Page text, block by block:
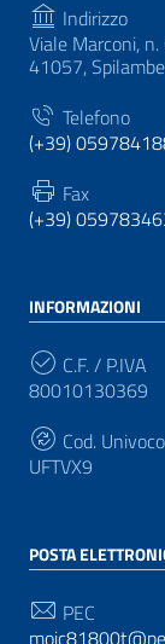
Indirizzo
Viale Marconi, n.
41057,
Telefono
(+39)
Fax
(+39)
INFORMAZIONI
C.F. / P.IVA
80010130369
Cod. Univoco
UFTVX9
POSTA
PEC